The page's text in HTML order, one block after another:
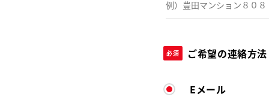
必須 ご希望の連絡方法
Eメール